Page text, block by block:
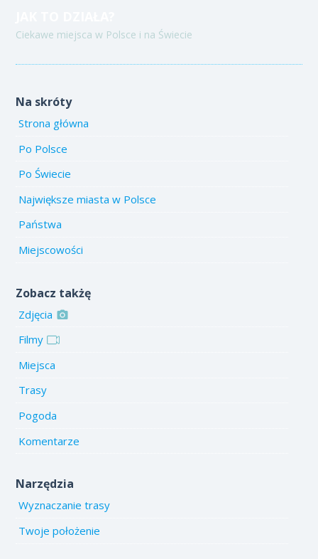
Ciekawe miejsca w Polsce i na Świecie
Na skróty
Strona główna
Po Polsce
Po Świecie
Największe miasta w Polsce
Państwa
Miejscowości
Zobacz takżę
Zdjęcia
Filmy
Miejsca
Trasy
Pogoda
Komentarze
Narzędzia
Wyznaczanie trasy
Twoje położenie